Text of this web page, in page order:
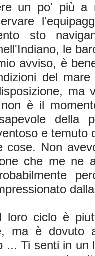
un po' più a
sto
le
avviso, è
del
ma
non è il
della
e temuto
cose. Non
che me ne
loro ciclo è
ma è dovuto
... Ti senti in un